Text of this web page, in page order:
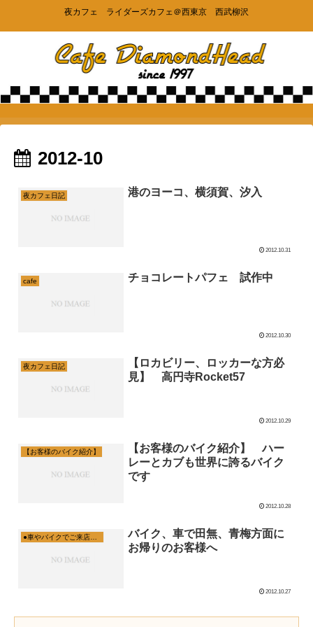
夜カフェ ライダーズカフェ＠西東京 西武柳沢
2012-10
夜カフェ日記 港のヨーコ、横須賀、汐入
2012.10.31
cafe チョコレートパフェ 試作中
2012.10.30
夜カフェ日記
【ロカビリー、ロッカーな方必
見】 高円寺Rocket57
2012.10.29
【お客様のバイク紹介】
【お客様のバイク紹介】 ハー
レーとカブも世界に誇るバイク
です
2012.10.28
●車やバイクでご来店の方へご案内
バイク、車で田無、青梅方面に
お帰りのお客様へ
2012.10.27